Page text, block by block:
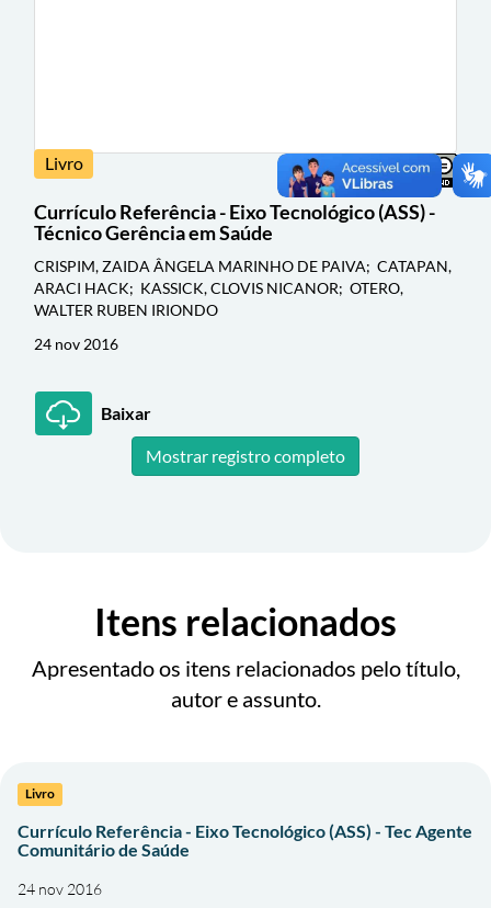
Livro
Currículo Referência - Eixo Tecnológico (ASS) -
Técnico Gerência em Saúde
CRISPIM, ZAIDA ÂNGELA MARINHO DE PAIVA; CATAPAN,
ARACI HACK; KASSICK, CLOVIS NICANOR; OTERO,
WALTER RUBEN IRIONDO
24 nov 2016
Baixar
Mostrar registro completo
Itens relacionados
Apresentado os itens relacionados pelo título,
autor e assunto.
Livro
Currículo Referência - Eixo Tecnológico (ASS) - Tec Agente
Comunitário de Saúde
24 nov 2016